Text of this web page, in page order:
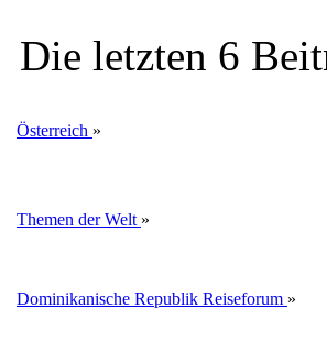
Die letzten 6
Österreich »
Themen der Welt »
Dominikanische Republik Reiseforum »